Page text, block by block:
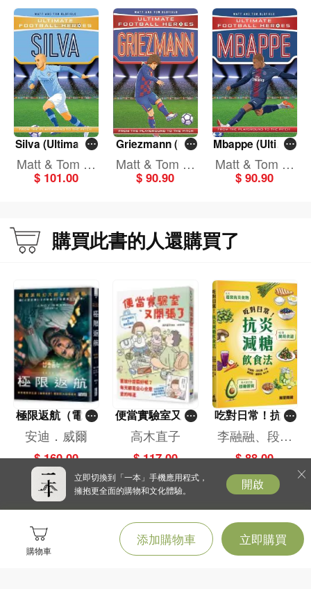
購物車
添加購物車 立即購買
Silva (Ultimate F
ootball Heroes)
Matt & Tom Ol
dfield
$ 101.00
Griezmann (Ulti
mate Football H
eroes)
Matt & Tom Ol
dfield
$ 90.90
Mbappe (Ultimat
e Football Heroe
s)
Matt & Tom Ol
dfield
$ 90.90
購買此書的人還購買了
極限返航（電影
書衣典藏版）
（獨家收錄作者
訪談）
安迪．威爾
$ 160.00
便當實驗室又開
張了——日日和
特別日的菜單挑
戰記
高木直子
$ 117.00
吃對日常！抗炎
減糖飲食法
李融融、段佳
麗,黃梨煜、顧
$ 88.00
立即切換到「一本」手機應用程式，
擁抱更全面的購物和文化體驗。
開啟